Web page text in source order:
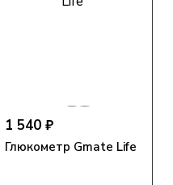
1 540 ₽
Глюкометр Gmate Life